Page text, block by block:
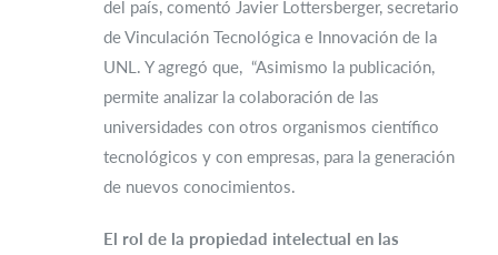
del país, comentó Javier Lottersberger, secretario
de Vinculación Tecnológica e Innovación de la
UNL. Y agregó que, “Asimismo la publicación,
permite analizar la colaboración de las
universidades con otros organismos científico
tecnológicos y con empresas, para la generación
de nuevos conocimientos.
El rol de la propiedad intelectual en las